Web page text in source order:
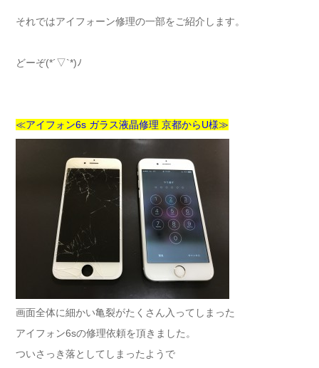
それではアイフォーン修理の一部をご紹介します。
どーぞ(*´▽`*)ﾉ
≪アイフォン6s ガラス液晶修理 京都からU様≫
画面全体に細かい亀裂がたくさん入ってしまった
アイフォン6sの修理依頼を頂きました。
ついさっき落としてしまったようで